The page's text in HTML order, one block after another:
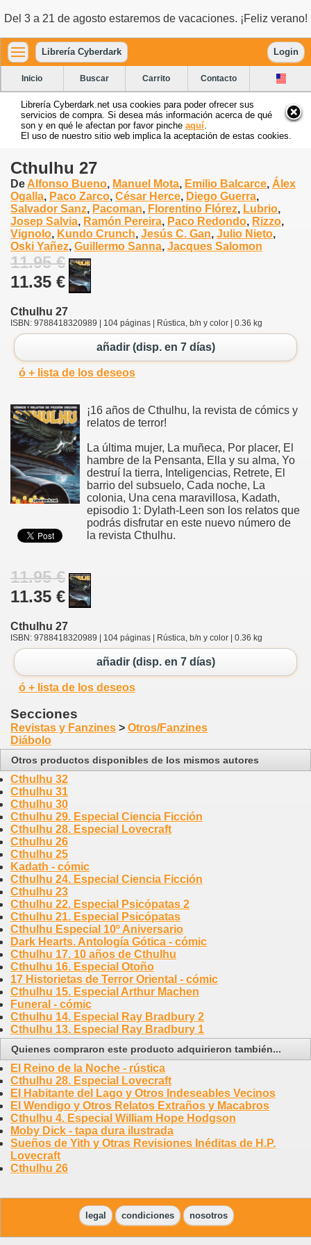
Del 3 a 21 de agosto estaremos de vacaciones. ¡Feliz verano!
Librería Cyberdark Login
Inicio Buscar Carrito Contacto
Librería Cyberdark.net usa cookies para poder ofrecer sus
servicios de compra. Si desea más información acerca de qué
son y en qué le afectan por favor pinche aquí
El uso de nuestro sitio web implica la aceptación de estas cookies.
Cthulhu 27
De Alfonso Bueno, Manuel Mota, Emilio Balcarce, Álex
Ogalla, Paco Zarco, César Herce, Diego Guerra,
Salvador Sanz, Pacoman, Florentino Flórez, Lubrio,
Josep Salvia, Ramón Pereira, Paco Redondo, Rizzo,
Vignolo, Kundo Crunch, Jesús C. Gan, Julio Nieto,
Oski Yañez, Guillermo Sanna, Jacques Salomon
11.95 €
11.35 €
Cthulhu 27
ISBN: 9788418320989 | 104 páginas | Rústica, b/n y color | 0.36 kg
añadir (disp. en 7 días)
ó + lista de los deseos
¡16 años de Cthulhu, la revista de cómics y
relatos de terror!
La última mujer, La muñeca, Por placer, El
hambre de la Pensanta, Ella y su alma, Yo
destruí la tierra, Inteligencias, Retrete, El
barrio del subsuelo, Cada noche, La
colonia, Una cena maravillosa, Kadath,
episodio 1: Dylath-Leen son los relatos que
podrás disfrutar en este nuevo número de
la revista Cthulhu.
11.95 €
11.35 €
Cthulhu 27
ISBN: 9788418320989 | 104 páginas | Rústica, b/n y color | 0.36 kg
añadir (disp. en 7 días)
ó + lista de los deseos
Secciones
Revistas y Fanzines > Otros/Fanzines
Diábolo
Otros productos disponibles de los mismos autores
Cthulhu 32
Cthulhu 31
Cthulhu 30
Cthulhu 29. Especial Ciencia Ficción
Cthulhu 28. Especial Lovecraft
Cthulhu 26
Cthulhu 25
Kadath - cómic
Cthulhu 24. Especial Ciencia Ficción
Cthulhu 23
Cthulhu 22. Especial Psicópatas 2
Cthulhu 21. Especial Psicópatas
Cthulhu Especial 10º Aniversario
Dark Hearts. Antología Gótica - cómic
Cthulhu 17. 10 años de Cthulhu
Cthulhu 16. Especial Otoño
17 Historietas de Terror Oriental - cómic
Cthulhu 15. Especial Arthur Machen
Funeral - cómic
Cthulhu 14. Especial Ray Bradbury 2
Cthulhu 13. Especial Ray Bradbury 1
Quienes compraron este producto adquirieron también...
El Reino de la Noche - rústica
Cthulhu 28. Especial Lovecraft
El Habitante del Lago y Otros Indeseables Vecinos
El Wendigo y Otros Relatos Extraños y Macabros
Cthulhu 4. Especial William Hope Hodgson
Moby Dick - tapa dura ilustrada
Sueños de Yith y Otras Revisiones Inéditas de H.P.
Lovecraft
Cthulhu 26
legal condiciones nosotros